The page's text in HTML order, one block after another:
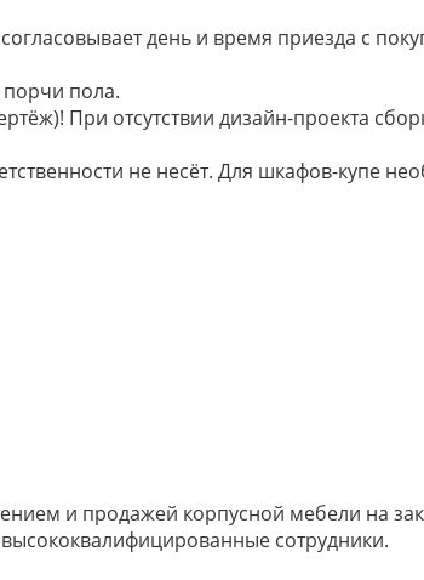
день и время приезда с
пола.
При отсутствии дизайн-проекта
не несёт. Для шкафов-купе
и продажей корпусной мебели на
сотрудники.